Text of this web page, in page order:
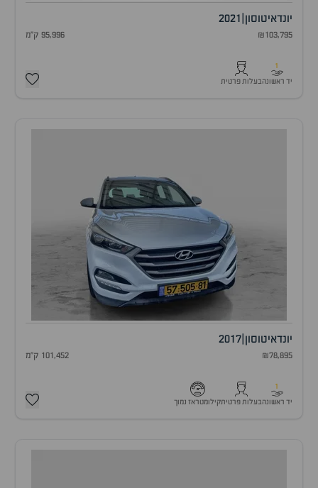
יונדאיטוסון 2021
₪103,795 95,996 ק"מ
1
יד ראשונהבעלות פרטית
יונדאיטוסון 2017
₪78,895 101,452 ק"מ
1
יד ראשונהבעלות פרטיתקילומטראז נמוך